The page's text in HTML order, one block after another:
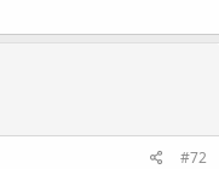
#72